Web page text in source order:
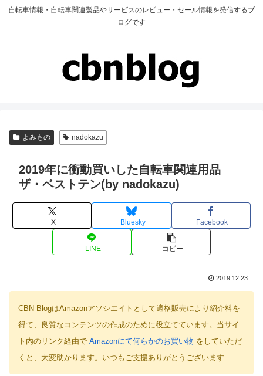
自転車情報・自転車関連製品やサービスのレビュー・セール情報を発信するブ
ログです
よみもの nadokazu
2019年に衝動買いした自転車関連用品
ザ・ベストテン(by nadokazu)
X Bluesky Facebook
LINE コピー
2019.12.23
CBN BlogはAmazonアソシエイトとして適格販売により紹介料を
得て、良質なコンテンツの作成のために役立てています。当サイ
ト内のリンク経由で Amazonにて何らかのお買い物 をしていただ
くと、大変助かります。いつもご支援ありがとうございます